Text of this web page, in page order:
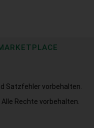
Satzfehler vorbehalten.
Alle Rechte vorbehalten.